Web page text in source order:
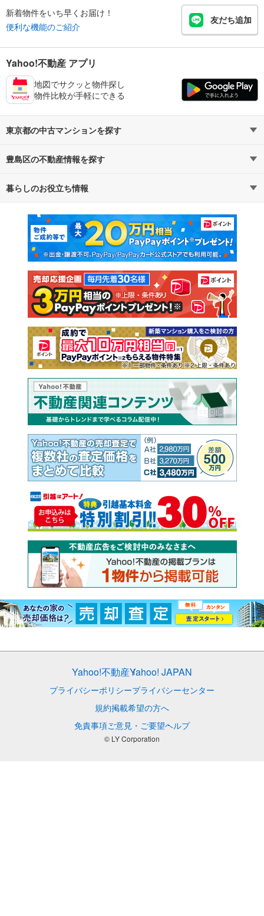
新着物件をいち早くお届け！
便利な機能のご紹介
友だち追加
Yahoo!不動産 アプリ
地図でサクッと物件探し
物件比較が手軽にできる
東京都の中古マンションを探す
路線・駅から探す
通勤・通学時間から探す
豊島区の不動産情報を探す
不動産・住宅
新築マンション 中古マンション
新築一戸建て 中古一戸建て
注文住宅 土地
売却査定
暮らしのお役立ち情報
マンションカタログ 教えて！住まいの先生
Yahoo!不動産Yahoo! JAPAN
プライバシーポリシープライバシーセンター
規約掲載希望の方へ
免責事項ご意見・ご要望ヘルプ
© LY Corporation